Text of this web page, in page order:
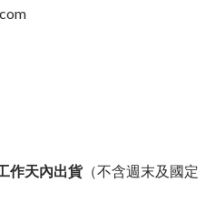
作天內出貨（不含週末及國定